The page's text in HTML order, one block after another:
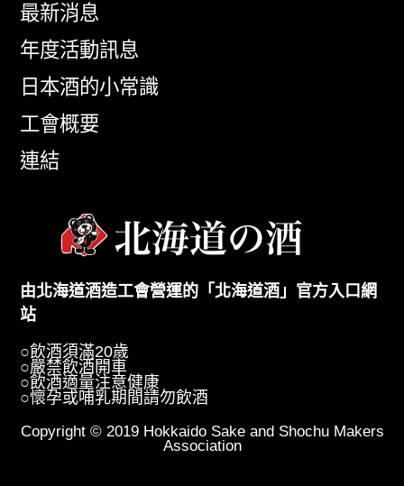
最新消息
年度活動訊息
日本酒的小常識
工會概要
連結
由北海道酒造工會營運的「北海道酒」官方入口網
站
○飲酒須滿20歲
○嚴禁飲酒開車
○飲酒適量注意健康
○懷孕或哺乳期間請勿飲酒
Copyright © 2019 Hokkaido Sake and Shochu Makers
Association